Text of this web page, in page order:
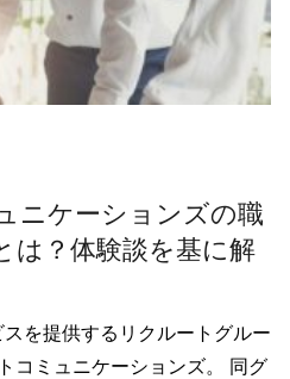
ニケーションズの職
は？体験談を基に解
を提供するリクルートグルー
コミュニケーションズ。 同グ